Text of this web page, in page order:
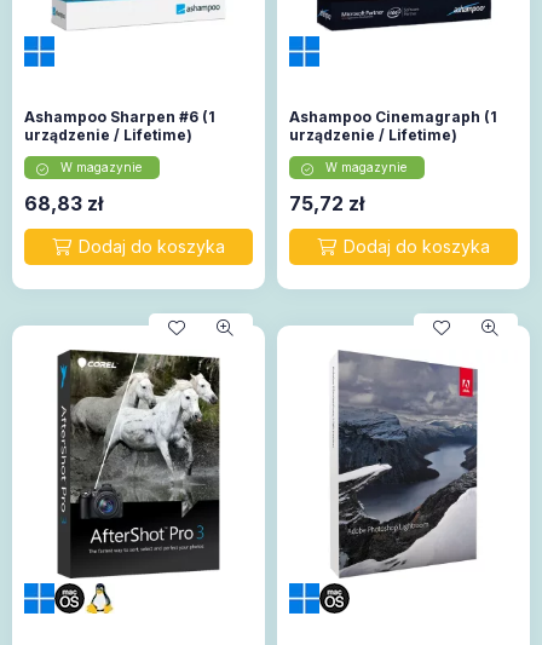
Ashampoo Sharpen #6 (1
urządzenie / Lifetime)
W magazynie
68,83 zł
Ashampoo Cinemagraph (1
urządzenie / Lifetime)
W magazynie
75,72 zł